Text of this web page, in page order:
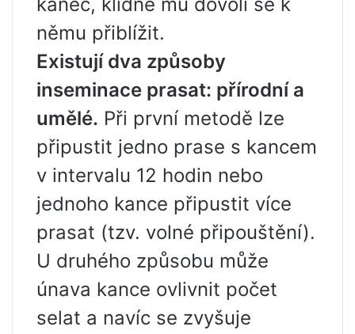
němu přiblížit.
Existují dva způsoby
inseminace prasat: přírodní a
umělé. Při první metodě lze
připustit jedno prase s kancem
v intervalu 12 hodin nebo
jednoho kance připustit více
prasat (tzv. volné připouštění).
U druhého způsobu může
únava kance ovlivnit počet
selat a navíc se zvyšuje